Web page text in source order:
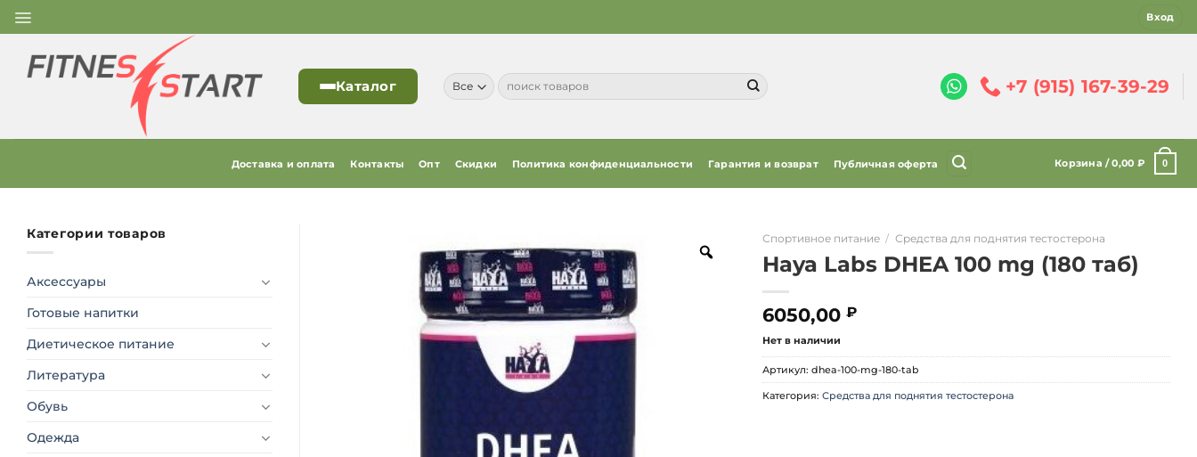
Skip
Вход
Каталог Искать: +7 (915) 167-39-29
Доставка и оплата Контакты Опт Скидки Политика конфиденциальности Гарантия и возврат Публичная оферта Корзина /0,00 ₽ 0
Категории товаров
Аксессуары
Готовые напитки
Диетическое питание
Литература
Обувь
Одежда
Спортивное питание / Средства для поднятия тестостерона
Haya Labs DHEA 100 mg (180 таб)
6050,00 ₽
Нет в наличии
Артикул: dhea-100-mg-180-tab
Категория: Средства для поднятия тестостерона